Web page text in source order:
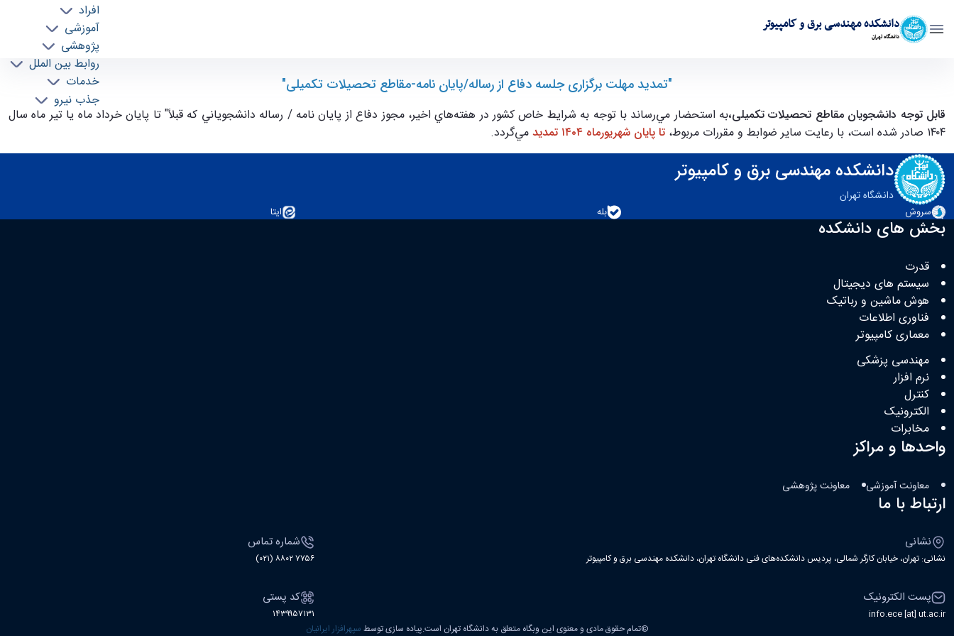
دانشکده مهندسی برق و کامپیوتر
دانشگاه تهران
افراد
آموزشی
پژوهشی
روابط بین الملل
خدمات
جذب نیرو
تمديد مهلت برگزاری جلسه دفاع از رساله/پايان نامه-مقاطع تحصيلات تكميلی - ece- دانشکده مهندسی برق و کامپیوتر
"تمديد مهلت برگزاری جلسه دفاع از رساله/پايان نامه-مقاطع تحصيلات تكميلی"
قابل توجه دانشجویان مقاطع تحصیلات تکمیلی،به استحضار مي‌رساند با توجه به شرايط خاص كشور در هفته‌هاي اخير، مجوز دفاع از پايان نامه / رساله دانشجوياني كه قبلاً" تا پايان خرداد ماه يا تير ماه سال
۱۴۰۴ صادر شده است، با رعايت ساير ضوابط و مقررات مربوط،
تا پايان شهريورماه ۱۴۰۴ تمديد مي‌گردد.
دانشکده مهندسی برق و کامپیوتر
دانشگاه تهران
سروش
بله ایتا
بخش های دانشکده
قدرت
سیستم های دیجیتال
هوش ماشین و رباتیک
فناوری اطلاعات
معماری کامپیوتر
مهندسی پزشکی
نرم افزار
کنترل
الکترونیک
مخابرات
واحدها و مراکز
معاونت آموزشی معاونت پژوهشی
ارتباط با ما
نشانی
نشانی: تهران، خیابان کارگر شمالی، پردیس دانشکده‌های فنی دانشگاه تهران، دانشکده مهندسی برق و کامپیوتر
شماره تماس
۷۷۵۶ ۸۸۰۲ (۰۲۱)
پست الکترونیک
info.ece [at] ut.ac.ir
کد پستی
۱۴۳۹۹۵۷۱۳۱
©تمام حقوق مادی و معنوی این وبگاه متعلق به دانشگاه تهران است.پیاده سازی توسط سپهرافزار ایرانیان